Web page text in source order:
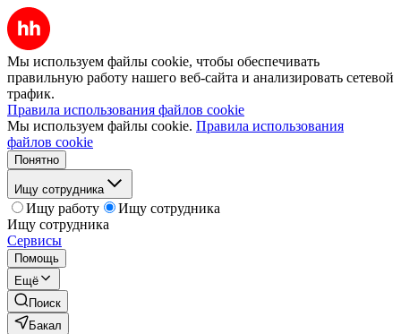
Мы используем файлы cookie, чтобы обеспечивать
правильную работу нашего веб-сайта и анализировать сетевой
трафик.
Правила использования файлов cookie
Мы используем файлы cookie. Правила использования
файлов cookie
Понятно
Ищу сотрудника
Ищу работу
Ищу сотрудника
Ищу сотрудника
Сервисы
Помощь
Ещё
Поиск
Бакал